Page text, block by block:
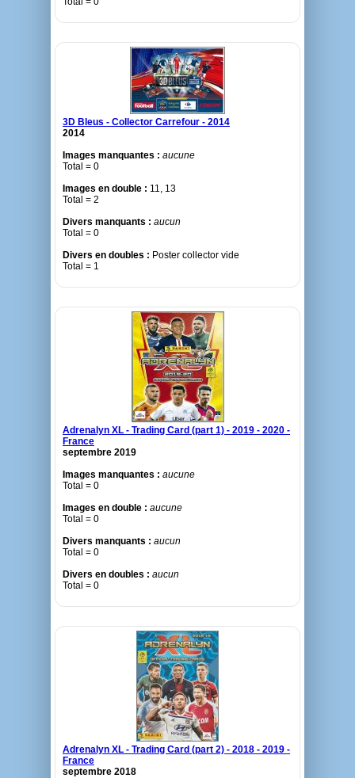
3D Bleus - Collector Carrefour - 2014
2014
Images manquantes : aucune
Total = 0
Images en double : 11, 13
Total = 2
Divers manquants : aucun
Total = 0
Divers en doubles : Poster collector vide
Total = 1
Adrenalyn XL - Trading Card (part 1) - 2019 - 2020 -
France
septembre 2019
Images manquantes : aucune
Total = 0
Images en double : aucune
Total = 0
Divers manquants : aucun
Total = 0
Divers en doubles : aucun
Total = 0
Adrenalyn XL - Trading Card (part 2) - 2018 - 2019 -
France
septembre 2018